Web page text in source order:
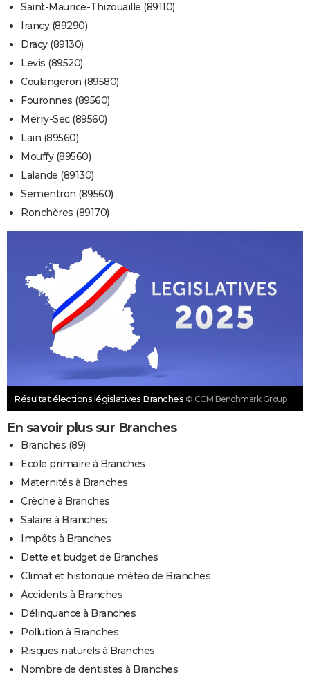
Saint-Maurice-Thizouaille (89110)
Irancy (89290)
Dracy (89130)
Levis (89520)
Coulangeron (89580)
Fouronnes (89560)
Merry-Sec (89560)
Lain (89560)
Mouffy (89560)
Lalande (89130)
Sementron (89560)
Ronchères (89170)
Résultat élections législatives Branches © CCM Benchmark Group
En savoir plus sur Branches
Branches (89)
Ecole primaire à Branches
Maternités à Branches
Crèche à Branches
Salaire à Branches
Impôts à Branches
Dette et budget de Branches
Climat et historique météo de Branches
Accidents à Branches
Délinquance à Branches
Pollution à Branches
Risques naturels à Branches
Nombre de dentistes à Branches